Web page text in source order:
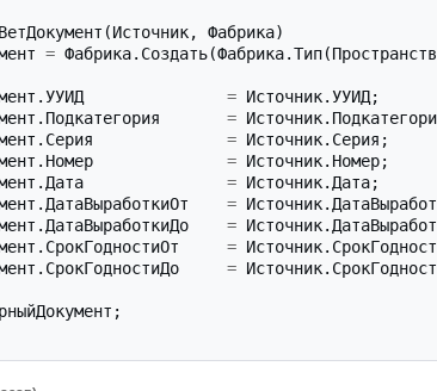
(Источник, Фабрика)
= Фабрика. Создать(Фабрика.Тип(
.УУИД = Источник.УУИД;
. Подкатегория = Источник.
. Серия = Источник. Серия ;
. Номер = Источник. Номер;
. Дата = Источник. Дата;
. ДатаВыработкиОт = Источник.
. ДатаВыработкиДо = Источник.
. СрокГодностиОт = Источник.
. СрокГодностиДо = Источник.
;